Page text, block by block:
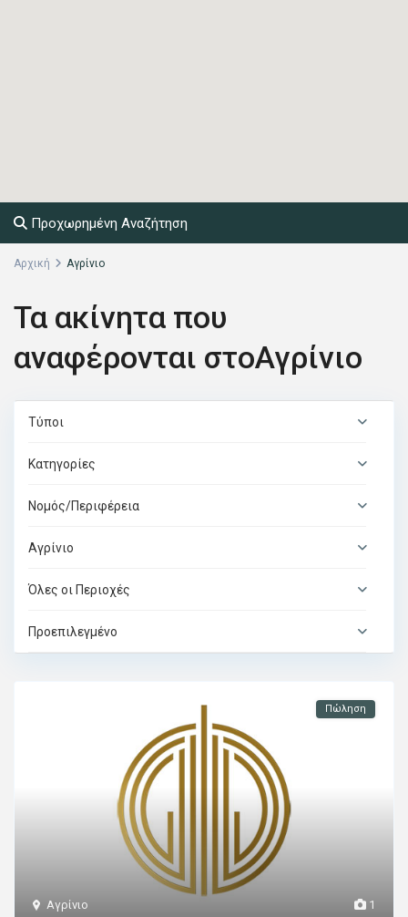
Προχωρημένη Αναζήτηση
Αρχική Αγρίνιο
Τα ακίνητα που
αναφέρονται στοΑγρίνιο
Τύποι
Κατηγορίες
Νομός/Περιφέρεια
Αγρίνιο
Όλες οι Περιοχές
Προεπιλεγμένο
1
Αγρίνιο
Πώληση